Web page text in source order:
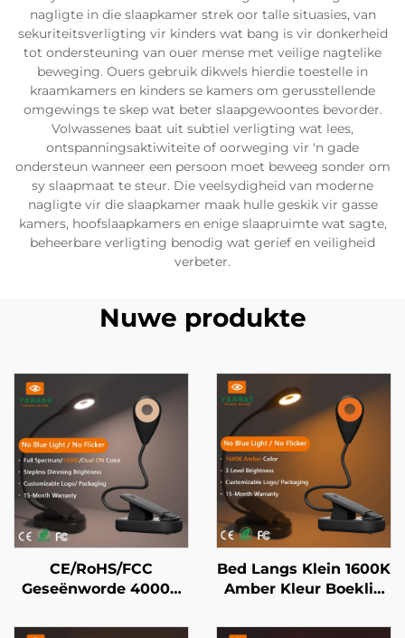
nagligte in die slaapkamer strek oor talle situasies, van
sekuriteitsverligting vir kinders wat bang is vir donkerheid
tot ondersteuning van ouer mense met veilige nagtelike
beweging. Ouers gebruik dikwels hierdie toestelle in
kraamkamers en kinders se kamers om gerusstellende
omgewings te skep wat beter slaapgewoontes bevorder.
Volwassenes baat uit subtiel verligting wat lees,
ontspanningsaktiwiteite of oorweging vir 'n gade
ondersteun wanneer een persoon moet beweeg sonder om
sy slaapmaat te steur. Die veelsydigheid van moderne
nagligte vir die slaapkamer maak hulle geskik vir gasse
kamers, hoofslaapkamers en enige slaapruimte wat sagte,
beheerbare verligting benodig wat gerief en veiligheid
verbeter.
Nuwe produkte
CE/RoHS/FCC
Geseënworde 4000K
Amber Kleur Swart
Bed Langs Klein 1600K
Amber Kleur Boeklig
Liggaam LED Boeklig